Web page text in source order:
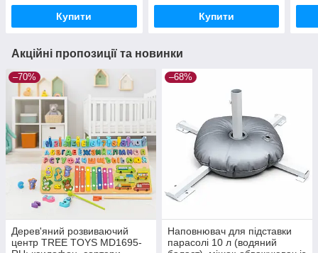
Купити Купити
Акційні пропозиції та новинки
–70%
Дерев'яний розвиваючий
центр TREE TOYS MD1695-
–68%
Наповнювач для підставки
парасолі 10 л (водяний